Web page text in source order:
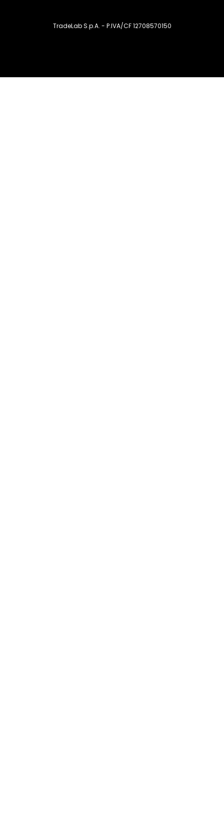
TradeLab S.p.A. - P.IVA/CF 12708570150